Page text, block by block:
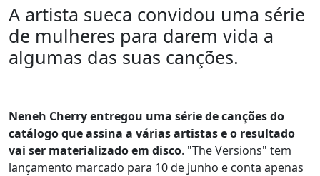
A artista sueca convidou uma série
de mulheres para darem vida a
algumas das suas canções.
Neneh Cherry entregou uma série de canções do
catálogo que assina a várias artistas e o resultado
vai ser materializado em disco. "The Versions" tem
lançamento marcado para 10 de junho e conta apenas